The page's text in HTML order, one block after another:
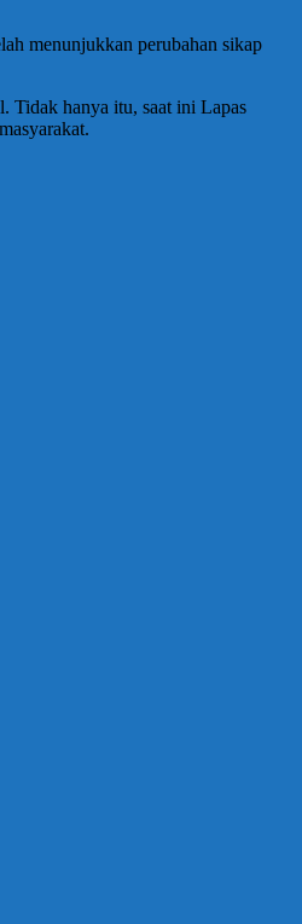
menunjukkan perubahan sikap
Tidak hanya itu, saat ini Lapas